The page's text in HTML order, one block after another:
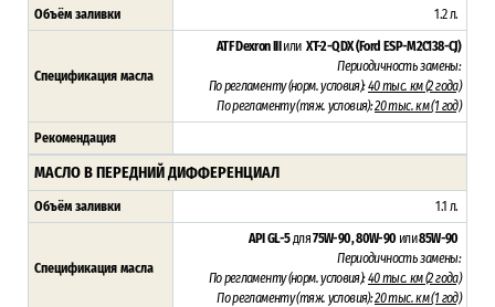
Объём заливки 1.2 л.
Спецификация масла
ATF Dexron IIIилиXT-2-QDX (Ford ESP-M2C138-CJ)
Периодичность замены:
По регламенту (норм. условия):40 тыс. км (2 года)
По регламенту (тяж. условия):20 тыс. км (1 год)
Рекомендация
МАСЛО В ПЕРЕДНИЙ ДИФФЕРЕНЦИАЛ
Объём заливки 1.1 л.
Спецификация масла
API GL-5для75W-90, 80W-90 или85W-90
Периодичность замены:
По регламенту (норм. условия):40 тыс. км (2 года)
По регламенту (тяж. условия):20 тыс. км (1 год)